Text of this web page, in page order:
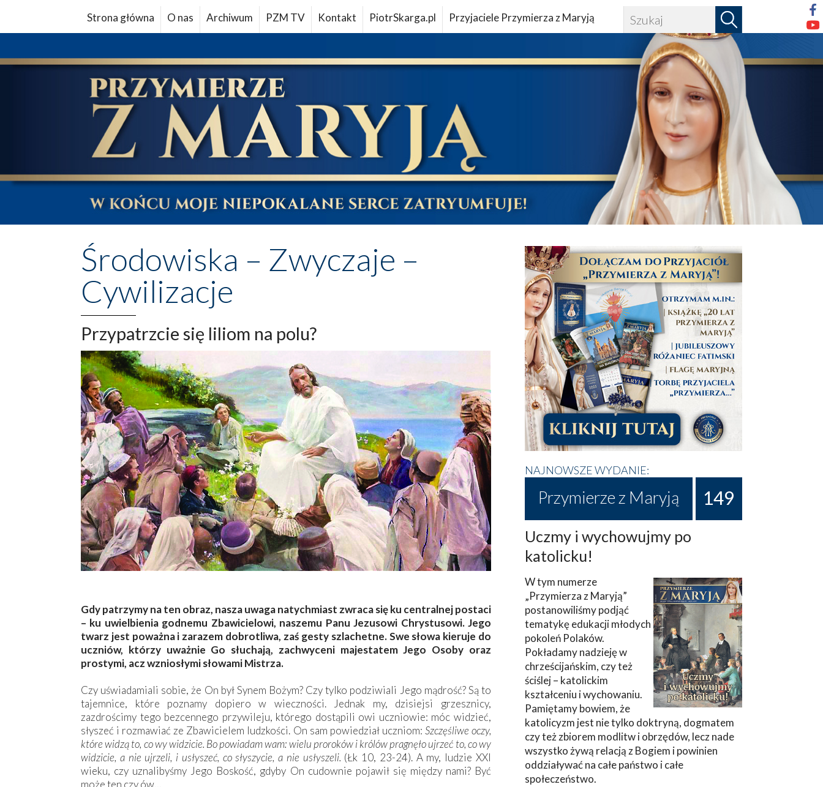
Strona główna O nas Archiwum PZM TV Kontakt PiotrSkarga.pl Przyjaciele Przymierza z Maryją
Środowiska – Zwyczaje –
Cywilizacje
Przypatrzcie się liliom na polu?
Gdy patrzymy na ten obraz, nasza uwaga natychmiast zwraca się ku centralnej postaci
– ku uwielbienia godnemu Zbawicielowi, naszemu Panu Jezusowi Chrystusowi. Jego
twarz jest poważna i zarazem dobrotliwa, zaś gesty szlachetne. Swe słowa kieruje do
uczniów, którzy uważnie Go słuchają, zachwyceni majestatem Jego Osoby oraz
prostymi, acz wzniosłymi słowami Mistrza.
Czy uświadamiali sobie, że On był Synem Bożym? Czy tylko podziwiali Jego mądrość? Są to
tajemnice, które poznamy dopiero w wieczności. Jednak my, dzisiejsi grzesznicy,
zazdrościmy tego bezcennego przywileju, którego dostąpili owi uczniowie: móc widzieć,
słyszeć i rozmawiać ze Zbawicielem ludzkości. On sam powiedział uczniom: Szczęśliwe oczy,
które widzą to, co wy widzicie. Bo powiadam wam: wielu proroków i królów pragnęło ujrzeć to, co wy
widzicie, a nie ujrzeli, i usłyszeć, co słyszycie, a nie usłyszeli. (Łk 10, 23-24). A my, ludzie XXI
wieku, czy uznalibyśmy Jego Boskość, gdyby On cudownie pojawił się między nami? Być
może ten czy ów…
NAJNOWSZE WYDANIE:
Przymierze z Maryją 149
Uczmy i wychowujmy po
katolicku!
W tym numerze
„Przymierza z Maryją”
postanowiliśmy podjąć
tematykę edukacji młodych
pokoleń Polaków.
Pokładamy nadzieję w
chrześcijańskim, czy też
ściślej – katolickim
kształceniu i wychowaniu.
Pamiętamy bowiem, że
katolicyzm jest nie tylko doktryną, dogmatem
czy też zbiorem modlitw i obrzędów, lecz nade
wszystko żywą relacją z Bogiem i powinien
oddziaływać na całe państwo i całe
społeczeństwo.